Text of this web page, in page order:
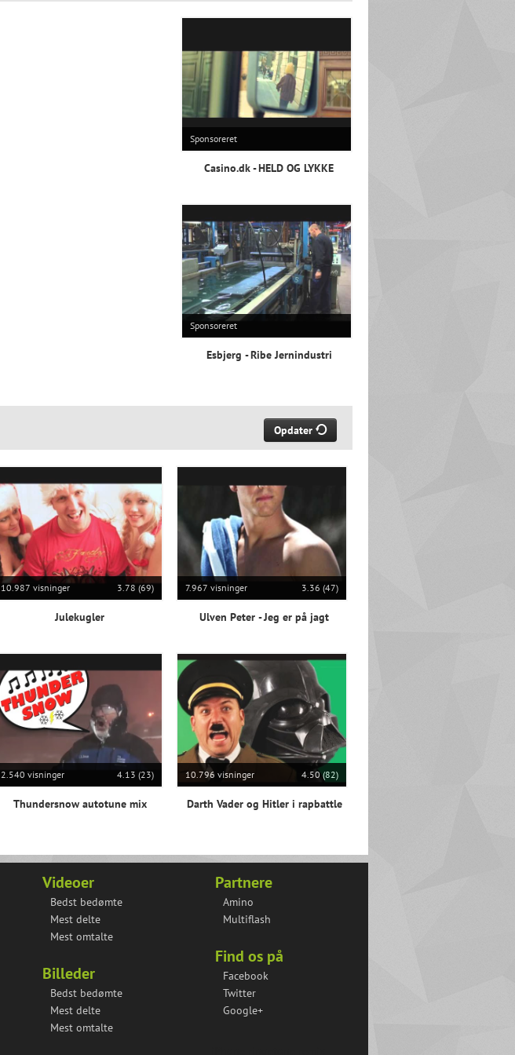
Sponsoreret
Casino.dk - HELD OG LYKKE
Sponsoreret
Esbjerg - Ribe Jernindustri
Opdater
10.987 visninger 3.78 (69)
Julekugler
7.967 visninger 3.36 (47)
Ulven Peter - Jeg er på jagt
2.540 visninger 4.13 (23)
Thundersnow autotune mix
10.796 visninger 4.50 (82)
Darth Vader og Hitler i rapbattle
Partnere
Amino
Multiflash
Find os på
Facebook
Twitter
Google+
Videoer
Bedst bedømte
Mest delte
Mest omtalte
Billeder
Bedst bedømte
Mest delte
Mest omtalte